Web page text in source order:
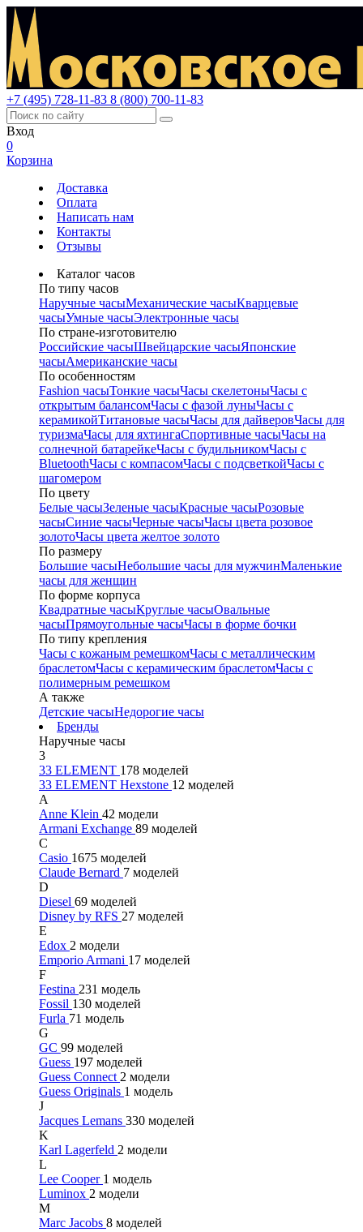
+7 (495) 728-11-83 8 (800) 700-11-83
Вход
0
Корзина
Доставка
Оплата
Написать нам
Контакты
Отзывы
Каталог часов
По типу часов
Наручные часыМеханические часыКварцевые
часыУмные часыЭлектронные часы
По стране-изготовителю
Российские часыШвейцарские часыЯпонские
часыАмериканские часы
По особенностям
Fashion часыТонкие часыЧасы скелетоныЧасы с
открытым балансомЧасы с фазой луныЧасы с
керамикойТитановые часыЧасы для дайверовЧасы для
туризмаЧасы для яхтингаСпортивные часыЧасы на
солнечной батарейкеЧасы с будильникомЧасы с
BluetoothЧасы с компасомЧасы с подсветкойЧасы с
шагомером
По цвету
Белые часыЗеленые часыКрасные часыРозовые
часыСиние часыЧерные часыЧасы цвета розовое
золотоЧасы цвета желтое золото
По размеру
Большие часыНебольшие часы для мужчинМаленькие
часы для женщин
По форме корпуса
Квадратные часыКруглые часыОвальные
часыПрямоугольные часыЧасы в форме бочки
По типу крепления
Часы с кожаным ремешкомЧасы с металлическим
браслетомЧасы с керамическим браслетомЧасы с
полимерным ремешком
А также
Детские часыНедорогие часы
Бренды
Наручные часы
3
33 ELEMENT 178 моделей
33 ELEMENT Hexstone 12 моделей
A
Anne Klein 42 модели
Armani Exchange 89 моделей
C
Casio 1675 моделей
Claude Bernard 7 моделей
D
Diesel 69 моделей
Disney by RFS 27 моделей
E
Edox 2 модели
Emporio Armani 17 моделей
F
Festina 231 модель
Fossil 130 моделей
Furla 71 модель
G
GC 99 моделей
Guess 197 моделей
Guess Connect 2 модели
Guess Originals 1 модель
J
Jacques Lemans 330 моделей
K
Karl Lagerfeld 2 модели
L
Lee Cooper 1 модель
Luminox 2 модели
M
Marc Jacobs 8 моделей